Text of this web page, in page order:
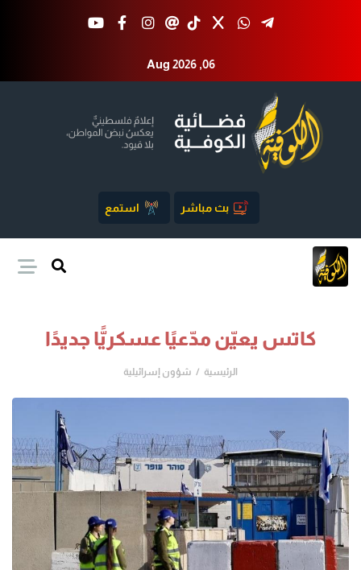
Aug 2026 ,06
بث مباشر استمع
كاتس يعيّن مدّعيًا عسكريًّا جديدًا
الرئيسية شؤون إسرائيلية